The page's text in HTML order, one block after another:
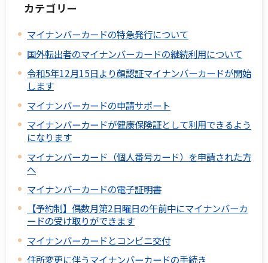
カテゴリー
マイナンバーカードの特急発行について
国外転出者のマイナンバーカードの継続利用について
令和5年12月15日より顔認証マイナンバーカードが開始
します
マイナンバーカードの申請サポート
マイナンバーカードが健康保険証として利用できるよう
になります
マイナンバーカード（個人番号カード）を申請された方
へ
マイナンバーカードの電子証明書
【予約制】偶数月第2日曜日の午前中にマイナンバーカ
ードの受け取りができます
マイナンバーカードとコンビニ交付
住所変更に伴うマイナンバーカードの手続き